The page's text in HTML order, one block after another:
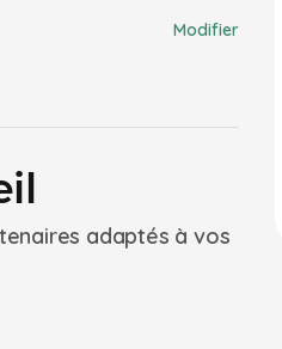
Modifier
adaptés à vos